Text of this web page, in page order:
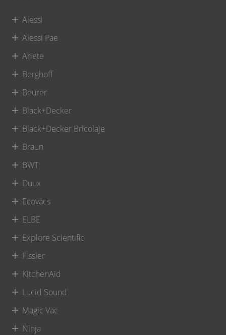
Alessi
Alessi Pae
Ariete
Berghoff
Beurer
Black+Decker
Black+Decker Bricolaje
Braun
BWT
Duux
Ecovacs
ELBE
Explore Scientific
Fissler
KitchenAid
Lucid Sound
Magic Vac
Ninja